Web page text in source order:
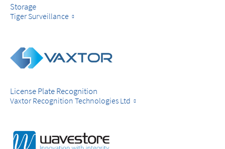
Storage
Tiger Surveillance
License Plate Recognition
Vaxtor Recognition Technologies Ltd